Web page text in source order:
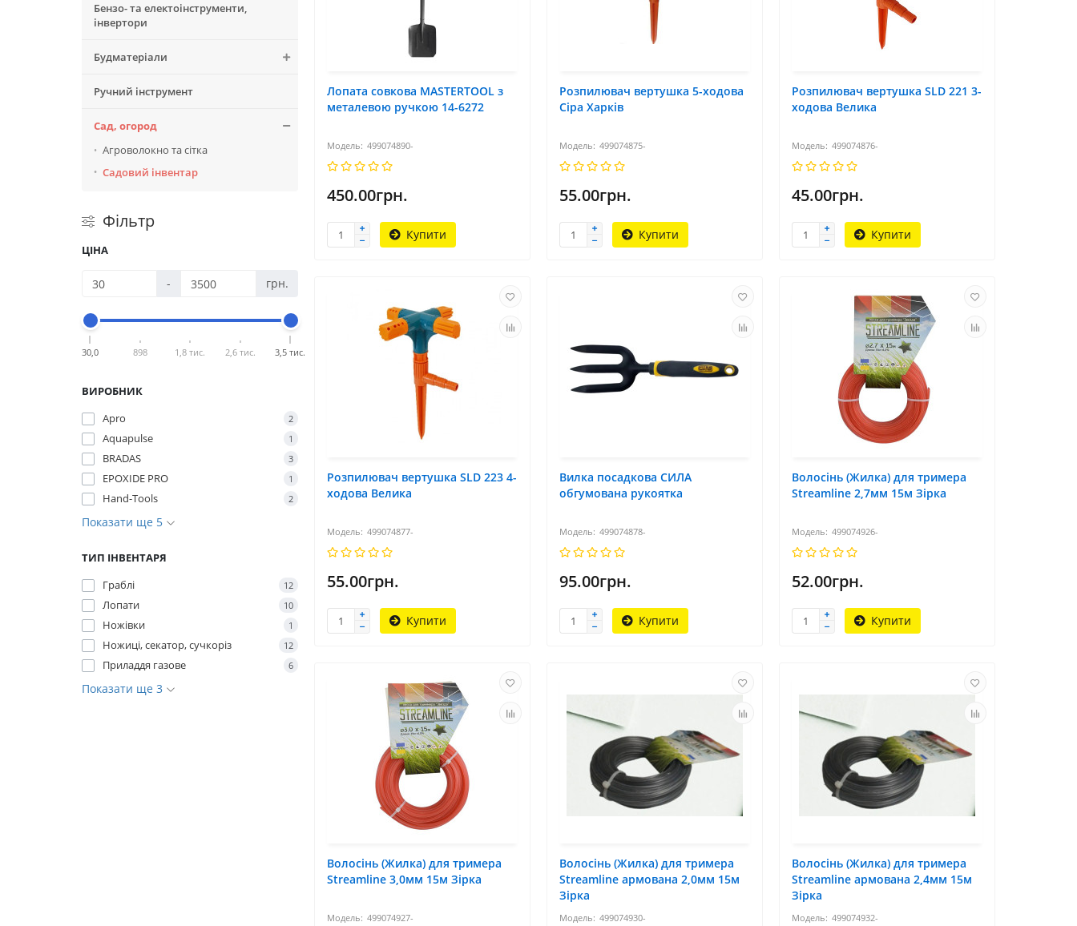
Бензо- та електоінструменти,
інвертори
Будматеріали
Ручний інструмент
Сад, огород
Агроволокно та сітка
Садовий інвентар
Фільтр
ЦІНА
- грн.
30,0 898 1,8 тис. 2,6 тис. 3,5 тис.
ВИРОБНИК
Apro
2
Aquapulse 1
BRADAS 3
EPOXIDE PRO 1
Hand-Tools 2
Показати ще 5
ТИП ІНВЕНТАРЯ
Граблі
12
Лопати 10
Ножівки 1
Ножиці, секатор, сучкоріз 12
Приладдя газове 6
Показати ще 3
Лопата совкова MASTERTOOL з
металевою ручкою 14-6272
499074890-
450.00грн.
Купити
Розпилювач вертушка 5-ходова
Сіра Харків
499074875-
55.00грн.
Купити
Розпилювач вертушка SLD 221 3-
ходова Велика
499074876-
45.00грн.
Купити
Розпилювач вертушка SLD 223 4-
ходова Велика
499074877-
55.00грн.
Купити
Вилка посадкова СИЛА
обгумована рукоятка
499074878-
95.00грн.
Купити
Волосінь (Жилка) для тримера
Streamline 2,7мм 15м Зірка
499074926-
52.00грн.
Купити
Волосінь (Жилка) для тримера
Streamline 3,0мм 15м Зірка
499074927-
Волосінь (Жилка) для тримера
Streamline армована 2,0мм 15м
Зірка
499074930-
Волосінь (Жилка) для тримера
Streamline армована 2,4мм 15м
Зірка
499074932-